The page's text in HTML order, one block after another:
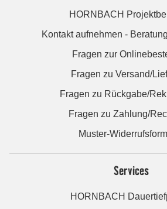
HORNBACH
Kontakt aufnehmen -
Fragen zur
Fragen zu Versand/
Fragen zu Rückgabe/
Fragen zu Zahlung/
Muster-
Services
HORNBACH